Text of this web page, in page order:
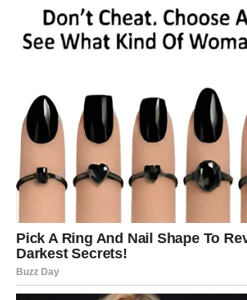
b
o
k
n
g
r